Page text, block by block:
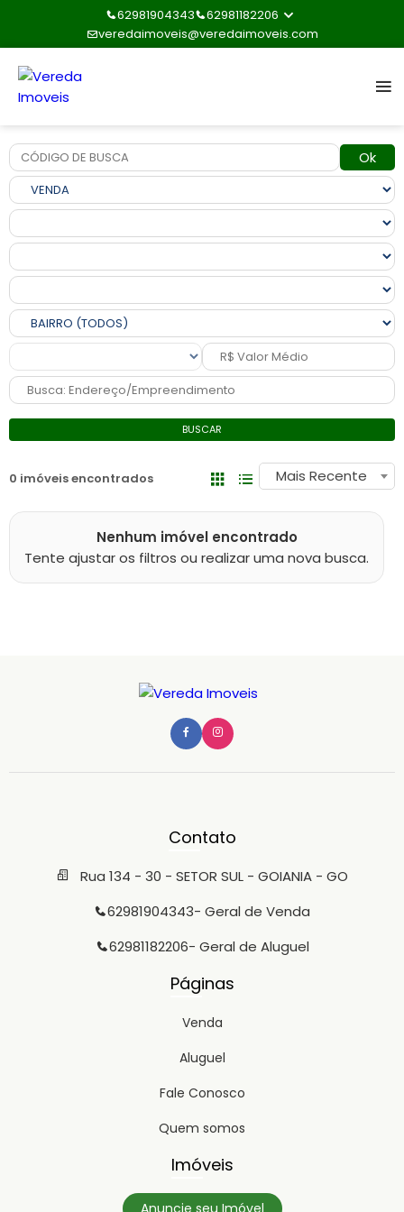
62981904343
62981182206
veredaimoveis@veredaimoveis.com
Ok
BUSCAR
0 imóveis encontrados Mais Recente
Nenhum imóvel encontrado
Tente ajustar os filtros ou realizar uma nova busca.
Contato
Rua 134 - 30 - SETOR SUL - GOIANIA - GO
62981904343- Geral de Venda
62981182206- Geral de Aluguel
Páginas
Venda
Aluguel
Fale Conosco
Quem somos
Imóveis
Anuncie seu Imóvel